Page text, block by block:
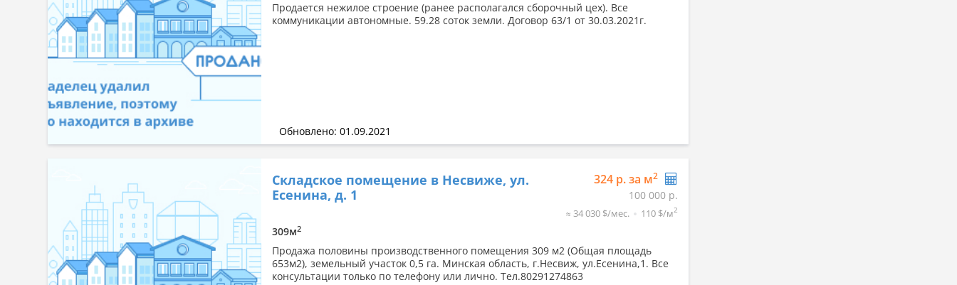
Продается нежилое строение (ранее располагался сборочный цех). Все
коммуникации автономные. 59.28 соток земли. Договор 63/1 от 30.03.2021г.
Обновлено: 01.09.2021
Складское помещение в Несвиже, ул.
Есенина, д. 1
324 р. за м2
100 000 р.
≈ 34 030 $/мес. 110 $/м2
309м2
Продажа половины производственного помещения 309 м2 (Общая площадь
653м2), земельный участок 0,5 га. Минская область, г.Несвиж, ул.Есенина,1. Все
консультации только по телефону или лично. Тел.80291274863